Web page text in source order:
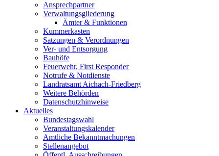
Ansprechpartner
Verwaltungsgliederung
Ämter & Funktionen
Kummerkasten
Satzungen & Verordnungen
Ver- und Entsorgung
Bauhöfe
Feuerwehr, First Responder
Notrufe & Notdienste
Landratsamt Aichach-Friedberg
Weitere Behörden
Datenschutzhinweise
Aktuelles
Bundestagswahl
Veranstaltungskalender
Amtliche Bekanntmachungen
Stellenangebot